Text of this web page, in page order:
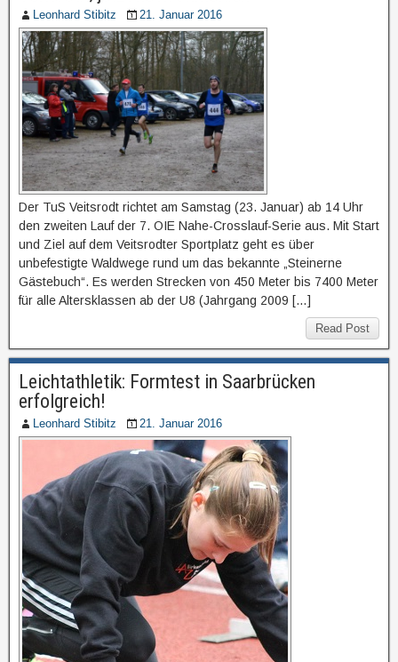
Leonhard Stibitz 21. Januar 2016
Der TuS Veitsrodt richtet am Samstag (23. Januar) ab 14 Uhr
den zweiten Lauf der 7. OIE Nahe-Crosslauf-Serie aus. Mit Start
und Ziel auf dem Veitsrodter Sportplatz geht es über
unbefestigte Waldwege rund um das bekannte „Steinerne
Gästebuch“. Es werden Strecken von 450 Meter bis 7400 Meter
für alle Altersklassen ab der U8 (Jahrgang 2009 […]
Read Post
Leichtathletik: Formtest in Saarbrücken
erfolgreich!
Leonhard Stibitz 21. Januar 2016